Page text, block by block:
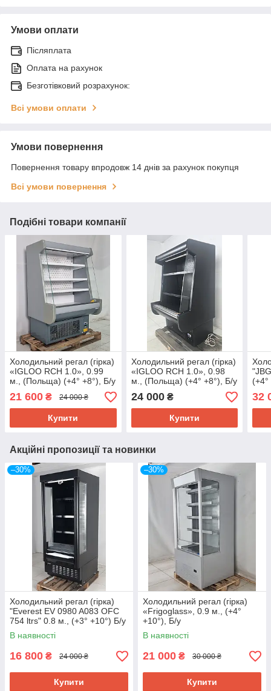
Умови оплати
Післяплата
Оплата на рахунок
Безготівковий розрахунок:
Всі умови оплати
Умови повернення
Повернення товару впродовж 14 днів за рахунок покупця
Всі умови повернення
Подібні товари компанії
Холодильний регал (гірка)
«IGLOO RCH 1.0», 0.99
м., (Польща) (+4° +8°), Б/у
21 600 ₴ 24 000 ₴
Купити
Холодильний регал (гірка)
«IGLOO RCH 1.0», 0.98
м., (Польща) (+4° +8°), Б/у
24 000₴
Купити
32
Акційні пропозиції та новинки
–30%
Холодильний регал (гірка)
"Everest EV 0980 A083 OFC
754 ltrs" 0.8 м., (+3° +10°) Б/у
В наявності
16 800 ₴ 24 000 ₴
Купити
–30%
Холодильний регал (гірка)
«Frigoglass», 0.9 м., (+4°
+10°), Б/у
В наявності
21 000 ₴ 30 000 ₴
Купити